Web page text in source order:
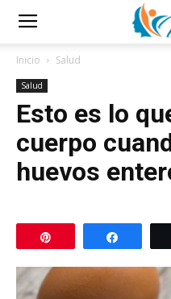
Inicio Salud
Salud
Esto es lo
cuerpo
huevos